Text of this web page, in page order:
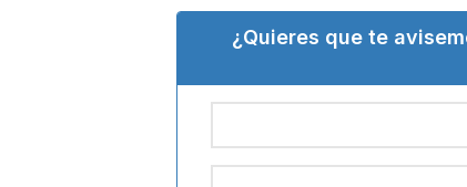
¿Quieres que te